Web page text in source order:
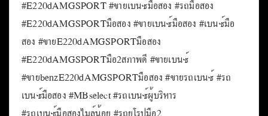
ระบบช่วยการนำรถเข้าจอดอัตโนมัติ Active Parking Assist
กล้องมองภาพขณะถอยจอด
ติดต่อสอบถามเพิ่มเติมหรือนัดหมายทดลองขับได้ที่เบอร์ 1250
กด 2 แล้วกด 1 | MB Select พร้อมเจ้าหน้าที่ทางการเงินให้คำ
ปรึกษา
#E220dAMGSPORT #ขายเบนซ์มือสอง #รถมือสอง